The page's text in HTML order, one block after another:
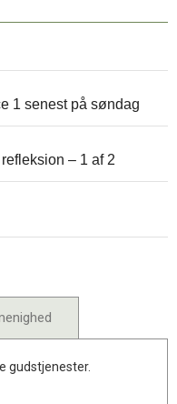
1 senest på søndag
– 1 af 2
gudstjenester.